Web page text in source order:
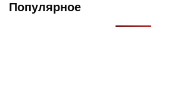
Популярное